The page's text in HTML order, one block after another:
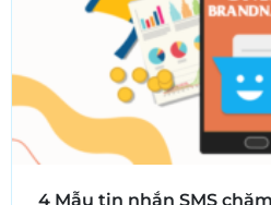
4 Mẫu tin nhắn SMS